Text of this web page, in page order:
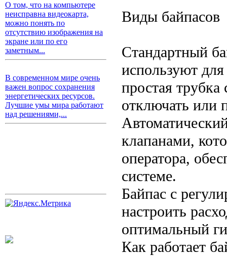
О том, что на компьютере
неисправна видеокарта,
можно понять по
отсутствию изображения на
экране или по его
заметным...
В современном мире очень
важен вопрос сохранения
энергетических ресурсов.
Лучшие умы мира работают
над решениями,...
Виды байпасов
Стандартный
используют
простая
отключать или
клапанами,
оператора,
системе.
Байпас с
настроить
оптимальный
Как работает